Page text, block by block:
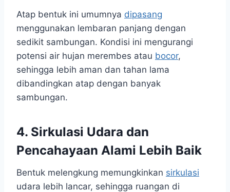
Atap bentuk ini umumnya dipasang
menggunakan lembaran panjang dengan
sedikit sambungan. Kondisi ini mengurangi
potensi air hujan merembes atau bocor,
sehingga lebih aman dan tahan lama
dibandingkan atap dengan banyak
sambungan.
4. Sirkulasi Udara dan
Pencahayaan Alami Lebih Baik
Bentuk melengkung memungkinkan sirkulasi
udara lebih lancar, sehingga ruangan di